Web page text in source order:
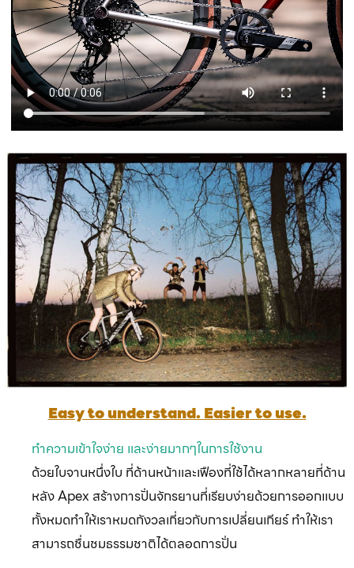
Easy to understand. Easier to use.
ทำความเข้าใจง่าย และง่ายมากๆในการใช้งาน
ด้วยใบจานหนึ่งใบ ที่ด้านหน้าและเฟืองที่ใช้ได้หลากหลายที่ด้าน
หลัง Apex สร้างการปั่นจักรยานที่เรียบง่ายด้วยการออกแบบ
ทั้งหมดทำให้เราหมดกังวลเกี่ยวกับการเปลี่ยนเกียร์ ทำให้เรา
สามารถชื่นชมธรรมชาติได้ตลอดการปั่น